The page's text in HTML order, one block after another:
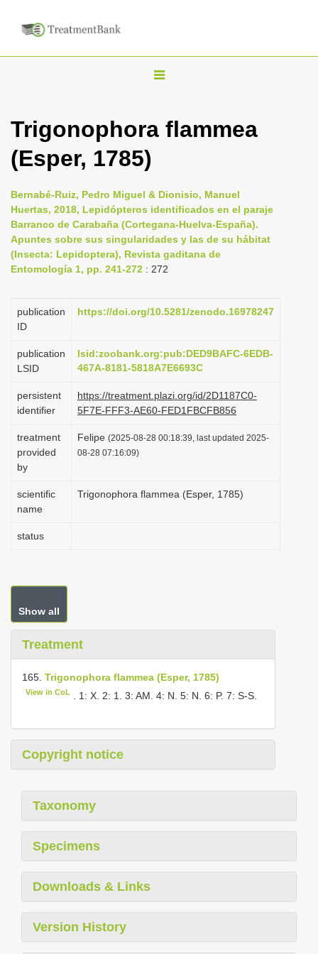
T
g
n
a
v
i
g
t
o
n
Trigonophora flammea
(Esper, 1785)
Bernabé-Ruiz, Pedro Miguel & Dionisio, Manuel
Huertas, 2018, Lepidópteros identificados en el paraje
Barranco de Carabaña (Cortegana-Huelva-España).
Apuntes sobre sus singularidades y las de su hábitat
(Insecta: Lepidoptera), Revista gaditana de
Entomología 1, pp. 241-272 : 272
publication
ID
https://doi.org/10.5281/zenodo.16978247
publication
LSID
lsid:zoobank.org:pub:DED9BAFC-6EDB-
467A-8181-5818A7E6693C
persistent
identifier
https://treatment.plazi.org/id/2D1187C0-
5F7E-FFF3-AE60-FED1FBCFB856
treatment
provided
by
Felipe (2025-08-28 00:18:39, last updated 2025-
08-28 07:16:09)
scientific
name
Trigonophora flammea (Esper, 1785)
status
Show all
Treatment
165. Trigonophora flammea (Esper, 1785)
View in CoL . 1: X. 2: 1. 3: AM. 4: N. 5: N. 6: P. 7: S-S.
Copyright notice
Taxonomy
Specimens
Downloads & Links
Version History